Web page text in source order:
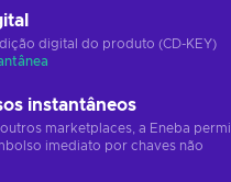
digital do produto (CD-KEY)
instantâneos
marketplaces, a Eneba
imediato por chaves não